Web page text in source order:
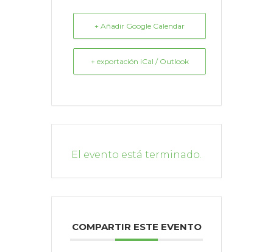
+ Añadir Google Calendar
+ exportación iCal / Outlook
El evento está terminado.
COMPARTIR ESTE EVENTO